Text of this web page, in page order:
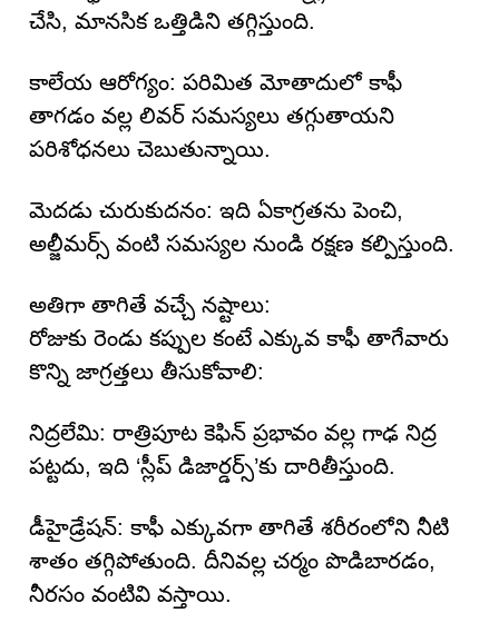
చేసి, మానసిక ఒత్తిడిని తగ్గిస్తుంది.
కాలేయ ఆరోగ్యం: పరిమిత మోతాదులో కాఫీ
తాగడం వల్ల లివర్ సమస్యలు తగ్గుతాయని
పరిశోధనలు చెబుతున్నాయి.
మెదడు చురుకుదనం: ఇది ఏకాగ్రతను పెంచి,
అల్జీమర్స్ వంటి సమస్యల నుండి రక్షణ కల్పిస్తుంది.
అతిగా తాగితే వచ్చే నష్టాలు:
రోజుకు రెండు కప్పుల కంటే ఎక్కువ కాఫీ తాగేవారు
కొన్ని జాగ్రత్తలు తీసుకోవాలి:
నిద్రలేమి: రాత్రిపూట కెఫిన్ ప్రభావం వల్ల గాఢ నిద్ర
పట్టదు, ఇది ‘స్లీప్ డిజార్డర్స్’కు దారితీస్తుంది.
డీహైడ్రేషన్: కాఫీ ఎక్కువగా తాగితే శరీరంలోని నీటి
శాతం తగ్గిపోతుంది. దీనివల్ల చర్మం పొడిబారడం,
నీరసం వంటివి వస్తాయి.